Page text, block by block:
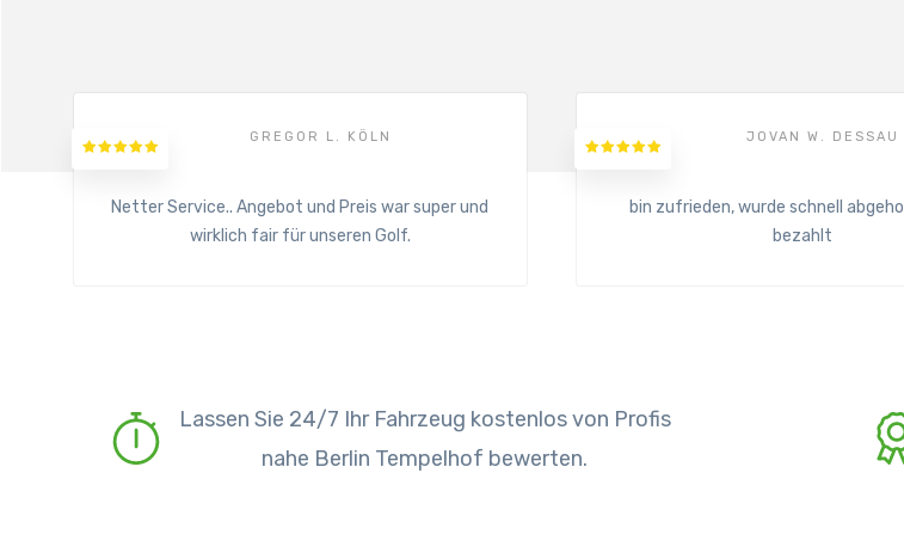
GREGOR L. KÖLN
Netter Service.. Angebot und Preis war super und
wirklich fair für unseren Golf.
JOVAN W. DESSAU
bin zufrieden, wurde schnell
bezahlt
Lassen Sie 24/7 Ihr Fahrzeug kostenlos von Profis
nahe Berlin Tempelhof bewerten.